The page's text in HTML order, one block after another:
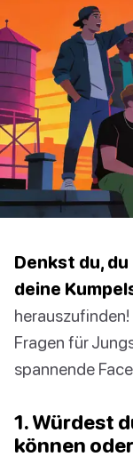
Denkst du,
deine
Fragen für
spannende
1. Würdest
können